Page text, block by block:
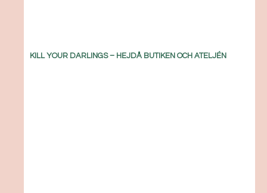
KILL YOUR DARLINGS – HEJDÅ BUTIKEN OCH ATELJÉN